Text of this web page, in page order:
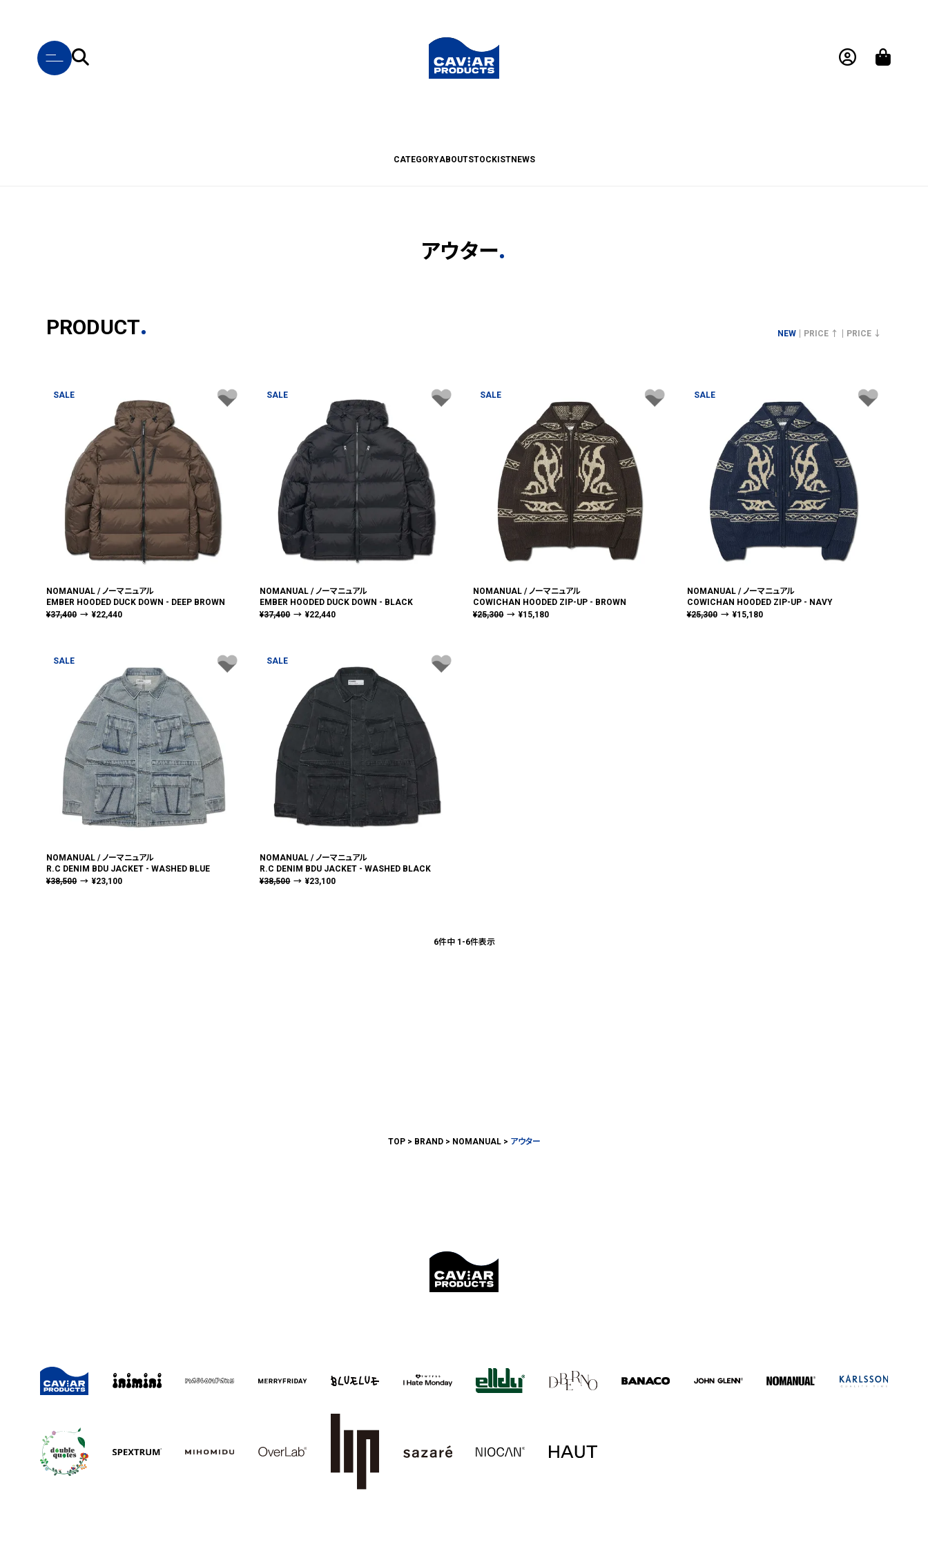
CATEGORYABOUTSTOCKISTNEWS
アウター
PRODUCT NEW PRICE ↑ PRICE ↓
SALE
NOMANUAL / ノーマニュアル
EMBER HOODED DUCK DOWN - DEEP BROWN
¥37,400 → ¥22,440
SALE
NOMANUAL / ノーマニュアル
EMBER HOODED DUCK DOWN - BLACK
¥37,400 → ¥22,440
SALE
NOMANUAL / ノーマニュアル
COWICHAN HOODED ZIP-UP - BROWN
¥25,300 → ¥15,180
SALE
NOMANUAL / ノーマニュアル
COWICHAN HOODED ZIP-UP - NAVY
¥25,300 → ¥15,180
SALE
NOMANUAL / ノーマニュアル
R.C DENIM BDU JACKET - WASHED BLUE
¥38,500 → ¥23,100
SALE
NOMANUAL / ノーマニュアル
R.C DENIM BDU JACKET - WASHED BLACK
¥38,500 → ¥23,100
6件中 1 -6件表示
TOP BRAND NOMANUAL アウター